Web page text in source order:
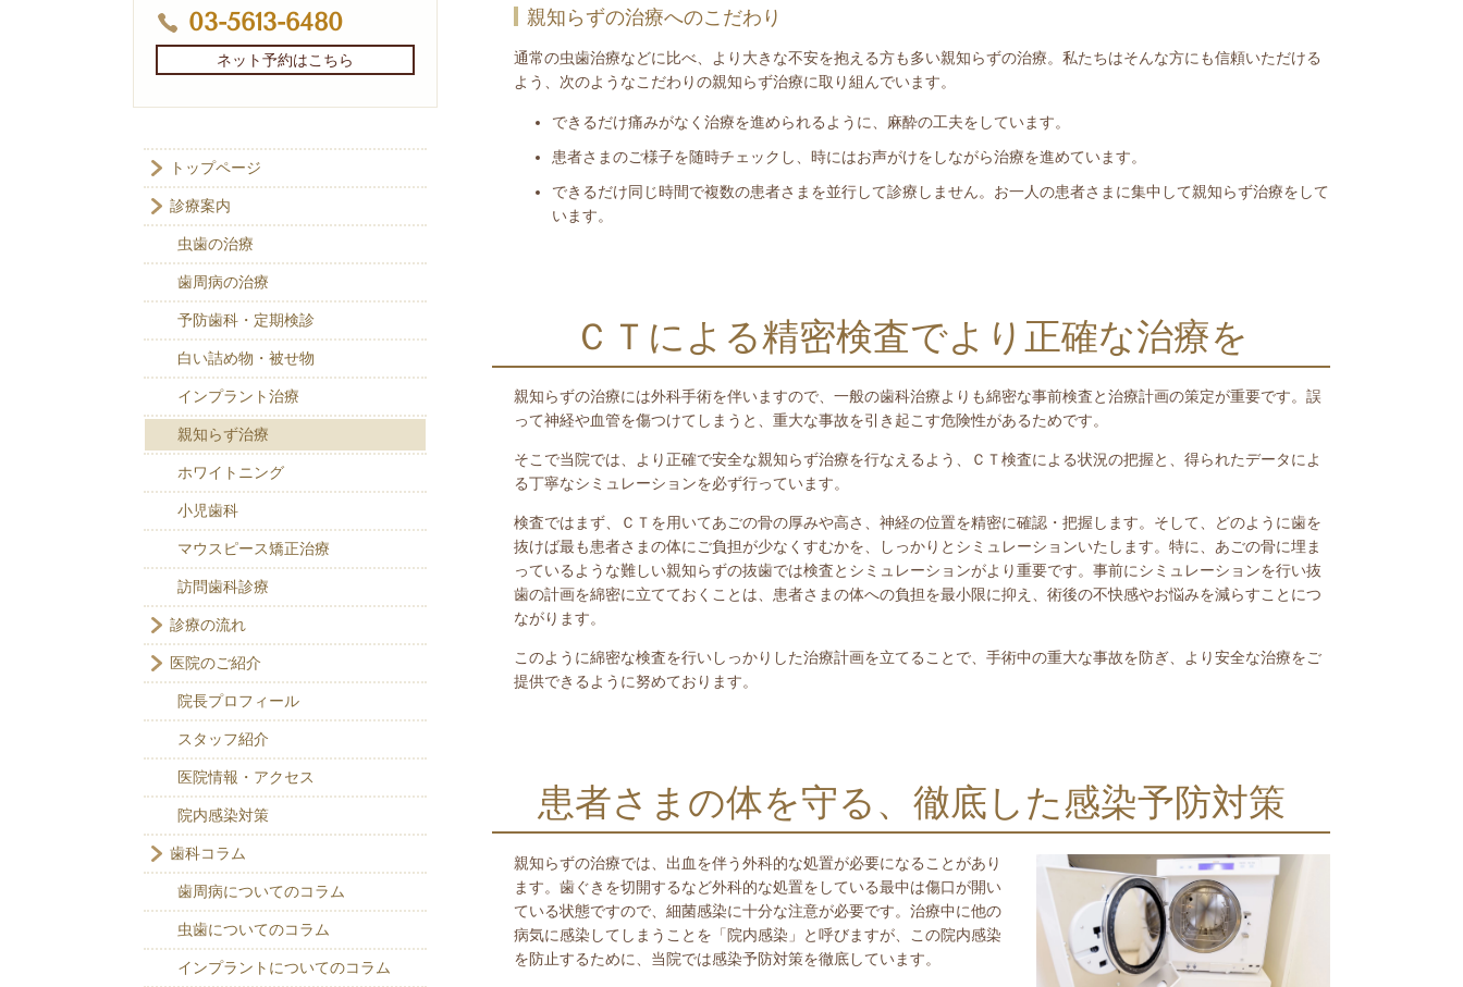
親知らずの治療へのこだわり
通常の虫歯治療などに比べ、より大きな不安を抱える方も多い親知らずの治療。私たちはそんな方にも信頼いただける
よう、次のようなこだわりの親知らず治療に取り組んでいます。
できるだけ痛みがなく治療を進められるように、麻酔の工夫をしています。
患者さまのご様子を随時チェックし、時にはお声がけをしながら治療を進めています。
できるだけ同じ時間で複数の患者さまを並行して診療しません。お一人の患者さまに集中して親知らず治療をして
います。
ＣＴによる精密検査でより正確な治療を
親知らずの治療には外科手術を伴いますので、一般の歯科治療よりも綿密な事前検査と治療計画の策定が重要です。誤
って神経や血管を傷つけてしまうと、重大な事故を引き起こす危険性があるためです。
そこで当院では、より正確で安全な親知らず治療を行なえるよう、ＣＴ検査による状況の把握と、得られたデータによ
る丁寧なシミュレーションを必ず行っています。
検査ではまず、ＣＴを用いてあごの骨の厚みや高さ、神経の位置を精密に確認・把握します。そして、どのように歯を
抜けば最も患者さまの体にご負担が少なくすむかを、しっかりとシミュレーションいたします。特に、あごの骨に埋ま
っているような難しい親知らずの抜歯では検査とシミュレーションがより重要です。事前にシミュレーションを行い抜
歯の計画を綿密に立てておくことは、患者さまの体への負担を最小限に抑え、術後の不快感やお悩みを減らすことにつ
ながります。
このように綿密な検査を行いしっかりした治療計画を立てることで、手術中の重大な事故を防ぎ、より安全な治療をご
提供できるように努めております。
患者さまの体を守る、徹底した感染予防対策
親知らずの治療では、出血を伴う外科的な処置が必要になることがあり
ます。歯ぐきを切開するなど外科的な処置をしている最中は傷口が開い
ている状態ですので、細菌感染に十分な注意が必要です。治療中に他の
病気に感染してしまうことを「院内感染」と呼びますが、この院内感染
を防止するために、当院では感染予防対策を徹底しています。
03-5613-6480
ネット予約はこちら
トップページ
診療案内
虫歯の治療
歯周病の治療
予防歯科・定期検診
白い詰め物・被せ物
インプラント治療
親知らず治療
ホワイトニング
小児歯科
マウスピース矯正治療
訪問歯科診療
診療の流れ
医院のご紹介
院長プロフィール
スタッフ紹介
医院情報・アクセス
院内感染対策
歯科コラム
歯周病についてのコラム
虫歯についてのコラム
インプラントについてのコラム